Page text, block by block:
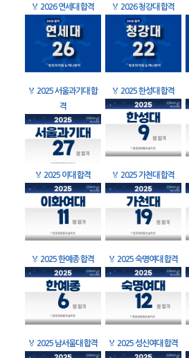
🏅 2026 연세대 합격 🏅 2026 청강대 합격
🏅 2025 서울과기대 합
격
🏅 2025 한성대 합격
🏅 2025 이대 합격 🏅 2025 가천대 합격
🏅 2025 한예종 합격 🏅 2025 숙명여대 합격
🏅 2025 남서울대 합격 🏅 2025 성신여대 합격